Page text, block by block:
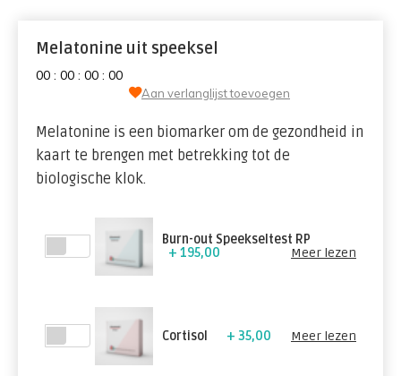
Melatonine uit speeksel
00 : 00 : 00 : 00
Aan verlanglijst toevoegen
Melatonine is een biomarker om de gezondheid in
kaart te brengen met betrekking tot de
biologische klok.
Burn-out Speekseltest RP
+ 195,00
Meer lezen
Cortisol + 35,00 Meer lezen